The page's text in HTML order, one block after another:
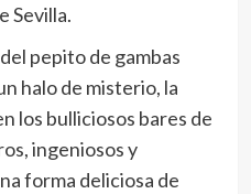
Sevilla.
pepito de gambas
halo de misterio, la
los bulliciosos bares de
ingeniosos y
forma deliciosa de